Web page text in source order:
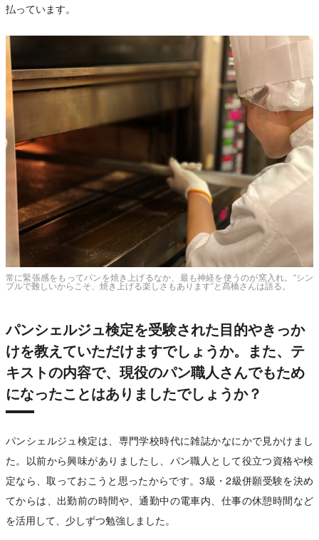
払っています。
常に緊張感をもってパンを焼き上げるなか、最も神経を使うのが窯入れ。“シン
プルで難しいからこそ、焼き上げる楽しさもあります”と髙橋さんは語る。
パンシェルジュ検定を受験された目的やきっか
けを教えていただけますでしょうか。また、テ
キストの内容で、現役のパン職人さんでもため
になったことはありましたでしょうか？
パンシェルジュ検定は、専門学校時代に雑誌かなにかで見かけまし
た。以前から興味がありましたし、パン職人として役立つ資格や検
定なら、取っておこうと思ったからです。3級・2級併願受験を決め
てからは、出勤前の時間や、通勤中の電車内、仕事の休憩時間など
を活用して、少しずつ勉強しました。